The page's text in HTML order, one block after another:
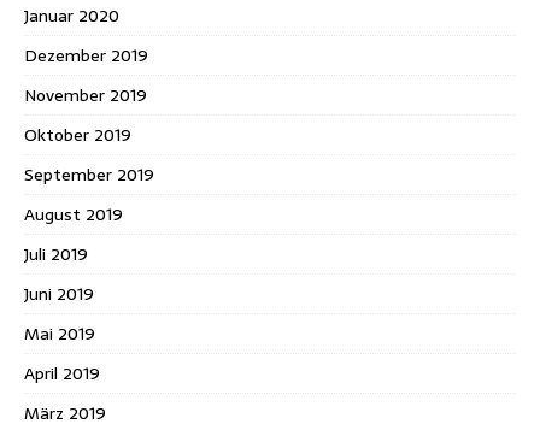
Januar 2020
Dezember 2019
November 2019
Oktober 2019
September 2019
August 2019
Juli 2019
Juni 2019
Mai 2019
April 2019
März 2019